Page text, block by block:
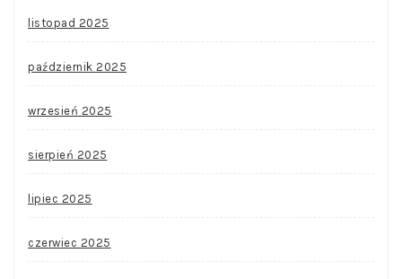
listopad 2025
październik 2025
wrzesień 2025
sierpień 2025
lipiec 2025
czerwiec 2025